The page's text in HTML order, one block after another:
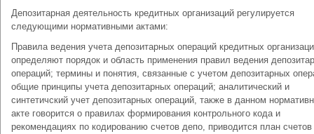
Депозитарная деятельность кредитных организаций регулируется
следующими нормативными актами:
Правила ведения учета депозитарных операций кредитных
определяют порядок и область применения правил ведения
операций; термины и понятия, связанные с учетом депозитарных
общие принципы учета депозитарных операций; аналитический и
синтетичский учет депозитарных операций, также в данном
акте говорится о правилах формирования контрольного кода и
рекомендациях по кодированию счетов депо, приводится план счетов